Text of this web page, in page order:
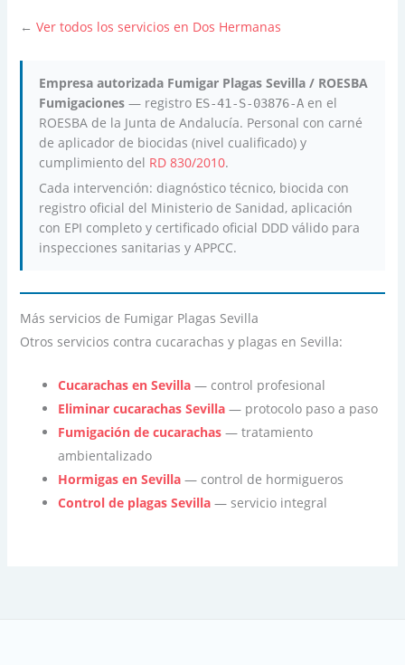
←Ver todos los servicios en Dos Hermanas
Empresa autorizada Fumigar Plagas Sevilla / ROESBA
Fumigaciones — registro ES-41-S-03876-A en el
ROESBA de la Junta de Andalucía. Personal con carné
de aplicador de biocidas (nivel cualificado) y
cumplimiento del RD 830/2010.
Cada intervención: diagnóstico técnico, biocida con
registro oficial del Ministerio de Sanidad, aplicación
con EPI completo y certificado oficial DDD válido para
inspecciones sanitarias y APPCC.
Más servicios de Fumigar Plagas Sevilla
Otros servicios contra cucarachas y plagas en Sevilla:
Cucarachas en Sevilla — control profesional
Eliminar cucarachas Sevilla — protocolo paso a paso
Fumigación de cucarachas — tratamiento
ambientalizado
Hormigas en Sevilla — control de hormigueros
Control de plagas Sevilla — servicio integral